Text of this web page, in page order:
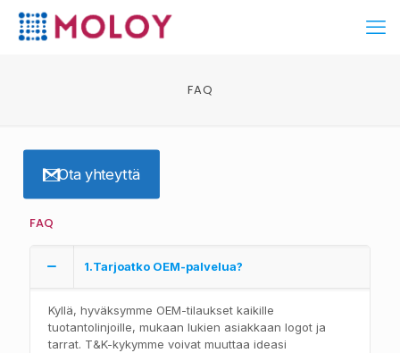
FAQ
Ota yhteyttä
FAQ
1.Tarjoatko OEM-palvelua?
Kyllä, hyväksymme OEM-tilaukset kaikille
tuotantolinjoille, mukaan lukien asiakkaan logot ja
tarrat. T&K-kykymme voivat muuttaa ideasi